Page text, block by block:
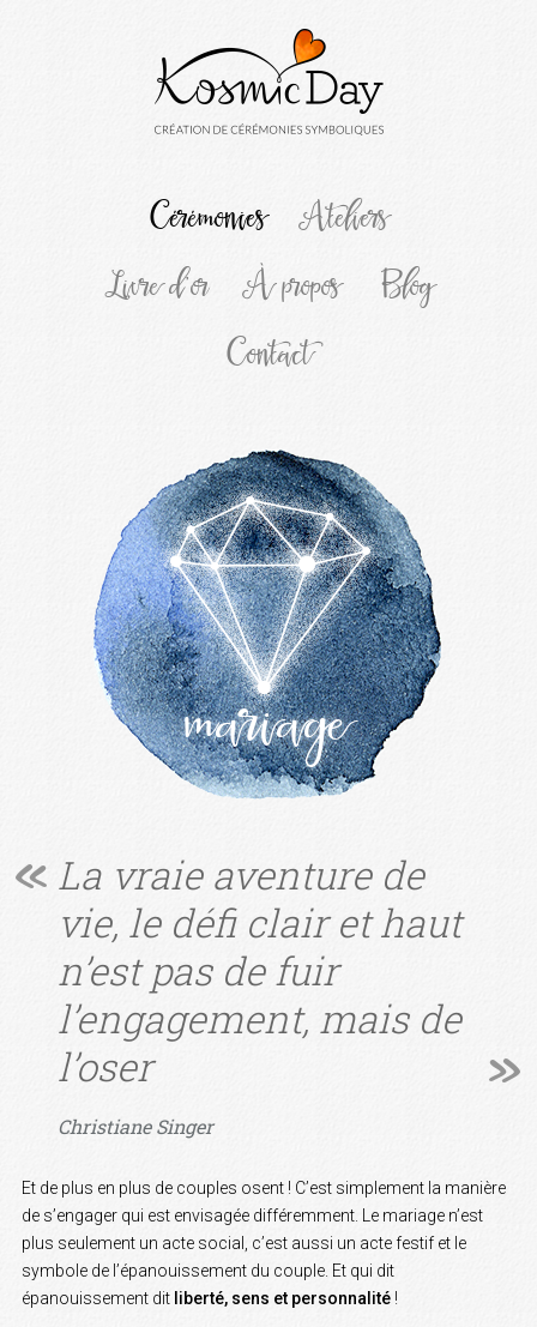
Cérémonies
Ateliers
Livre d’or
À propos
Blog
Contact
mariage
La vraie aventure de
vie, le défi clair et haut
n’est pas de fuir
l’engagement, mais de
l’oser
Christiane Singer
Et de plus en plus de couples osent ! C’est simplement la manière
de s’engager qui est envisagée différemment. Le mariage n’est
plus seulement un acte social, c’est aussi un acte festif et le
symbole de l’épanouissement du couple. Et qui dit
épanouissement dit liberté, sens et personnalité !